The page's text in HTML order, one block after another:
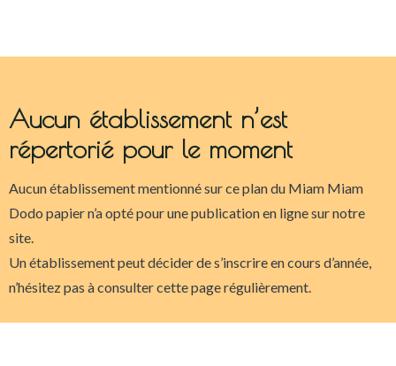
Aucun établissement n’est
répertorié pour le moment
Aucun établissement mentionné sur ce plan du Miam Miam
Dodo papier n’a opté pour une publication en ligne sur notre
site.
Un établissement peut décider de s’inscrire en cours d’année,
n’hésitez pas à consulter cette page régulièrement.